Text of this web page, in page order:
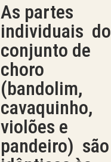
As partes
individuais do
conjunto de
choro
(bandolim,
cavaquinho,
violões e
pandeiro) são